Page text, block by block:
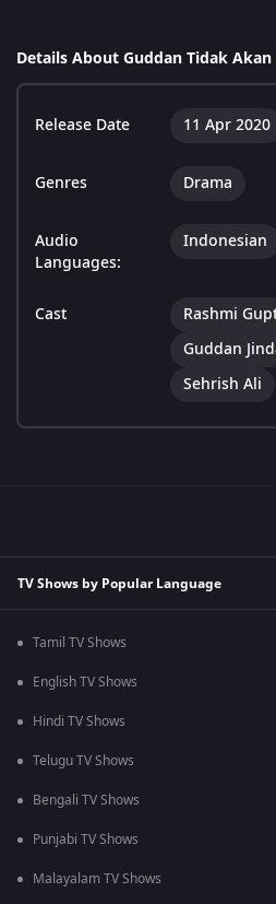
Details About Guddan Tidak
Release Date 11 Apr 2020
Genres Drama
Audio
Languages:
Indonesian
Cast Rashmi
Guddan
Sehrish Ali
TV Shows by Popular Language
Tamil TV Shows
English TV Shows
Hindi TV Shows
Telugu TV Shows
Bengali TV Shows
Punjabi TV Shows
Malayalam TV Shows